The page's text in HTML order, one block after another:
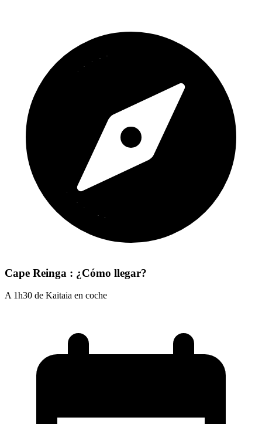
Cape Reinga : ¿Cómo llegar?
A 1h30 de Kaitaia en coche